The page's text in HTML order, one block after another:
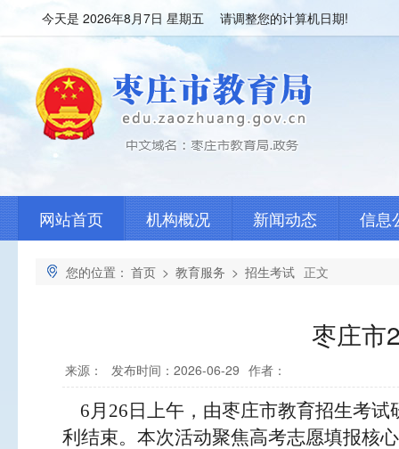
今天是 2026年8月7日 星期五 请调整您的计算机日期!
网站首页 机构概况 新闻动态 信息
您的位置： 首页 > 教育服务 > 招生考试 正文
枣庄市
来源： 发布时间：2026-06-29 作者：
6月26日上午，由枣庄市教育招生考试
利结束。本次活动聚焦高考志愿填报核